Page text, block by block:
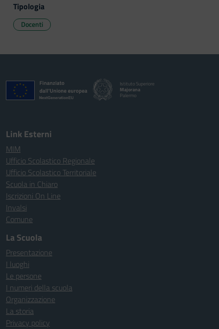
Tipologia
Docenti
Istituto Superiore
Majorana
Palermo
Link Esterni
MIM
Ufficio Scolastico Regionale
Ufficio Scolastico Territoriale
Scuola in Chiaro
Iscrizioni On Line
Invalsi
Comune
La Scuola
Presentazione
I luoghi
Le persone
I numeri della scuola
Organizzazione
La storia
Privacy policy